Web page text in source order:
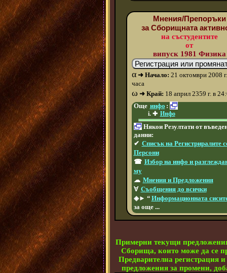
Мнения/Препоръки
за Сборищната
на състудентите
от
випуск 1981 Физика
α ➜ Начало: 21 октомври 2008
часа
ω ➜ Край: 18 април 2359 г. в
Още инфо :
✚ Инфо
Някои Резултати от
данни:
✔ Списък на Регистриралите
Персони
☎ Избор на инфо и
му
☁ Мнения и Предложения
∀ Съобщения до всички
◈► “ Информационната
за още ...
Примерни текущи
Сборища, които може да се
Предварителна регистрация
предложения за промени,